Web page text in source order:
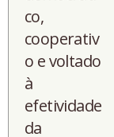
co,
cooperativ
o e voltado
à
efetividade
da